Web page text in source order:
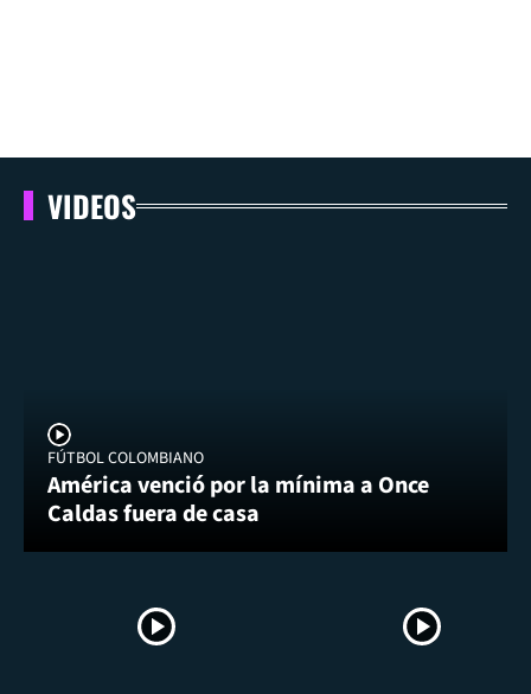
VIDEOS
FÚTBOL COLOMBIANO
América venció por la mínima a Once
Caldas fuera de casa